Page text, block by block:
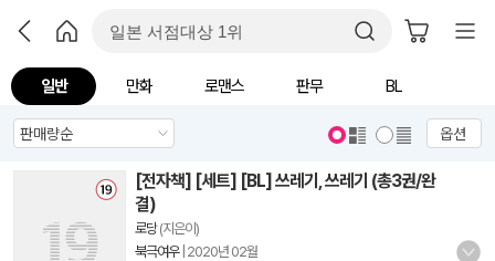
일반 만화 로맨스 판무 BL
옵션
[전자책] [세트] [BL] 쓰레기, 쓰레기 (총3권/완
결)
로당(지은이)
북극여우| 2020년 02월